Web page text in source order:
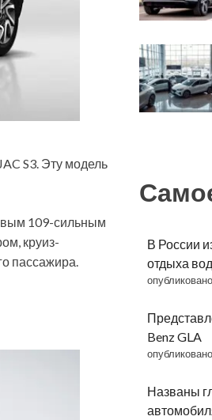
S3. Эту модель
109-сильным
круиз-
пассажира.
В России
отдыха
Benz GLA
Названы